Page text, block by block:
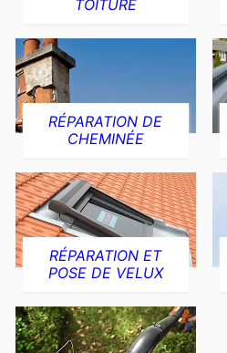
TOITURE
RÉPARATION DE
CHEMINÉE
RÉPARATION ET
POSE DE VELUX